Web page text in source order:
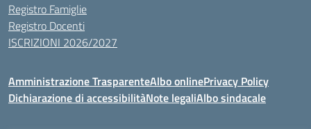
Registro Famiglie
Registro Docenti
ISCRIZIONI 2026/2027
Amministrazione TrasparenteAlbo onlinePrivacy Policy
Dichiarazione di accessibilitàNote legaliAlbo sindacale